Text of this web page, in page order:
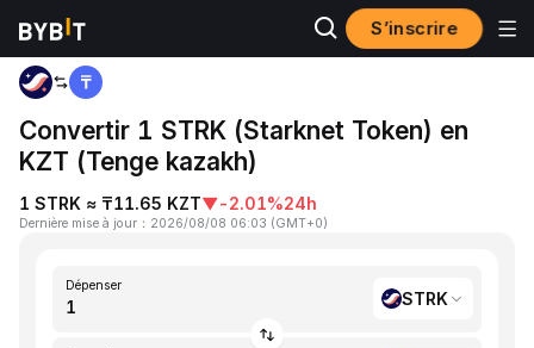
S’inscrire
Accueil
Convertir 1 STRK (Starknet Token) en
KZT (Tenge kazakh)
1 STRK ≈ ₸11.65 KZT▼-2.01%24h
Dernière mise à jour ： 2026/08/08 06:03 (GMT+0)
Dépenser
STRK